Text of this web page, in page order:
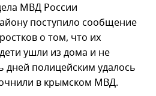
МВД России
поступило сообщение
о том, что их
ушли из дома и не
дней полицейским удалось
в крымском МВД.